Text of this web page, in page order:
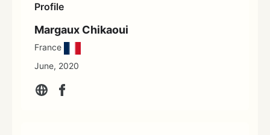
Profile
Margaux Chikaoui
France
June, 2020